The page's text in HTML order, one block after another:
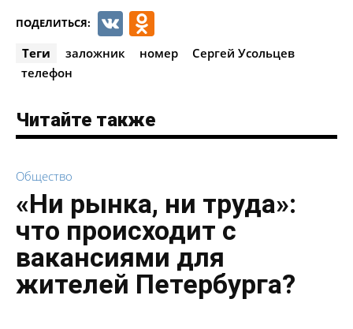
ПОДЕЛИТЬСЯ: VK
Теги заложник номер
Сергей Усольцев
телефон
Читайте также
Общество
«Ни рынка, ни труда»:
что происходит с
вакансиями для
жителей Петербурга?